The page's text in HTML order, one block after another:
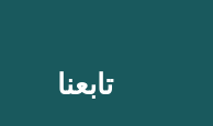
تابعنا